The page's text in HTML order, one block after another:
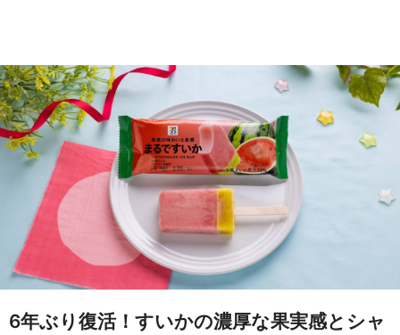
6年ぶり復活！すいかの濃厚な果実感とシャ